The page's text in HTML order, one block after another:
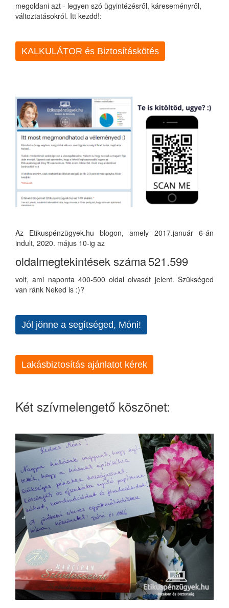
megoldani azt - legyen szó ügyintézésről, káreseményről,
változtatásokról. Itt kezdd!:
KALKULÁTOR és Biztosításkötés
Az Etikuspénzügyek.hu blogon, amely 2017.január 6-án
indult, 2020. május 10-ig az
oldalmegtekintések száma521.599
volt, ami naponta 400-500 oldal olvasót jelent. Szükséged
van ránk Neked is :)?
Jól jönne a segítséged, Móni!
Lakásbiztosítás ajánlatot kérek
Két szívmelengető köszönet: